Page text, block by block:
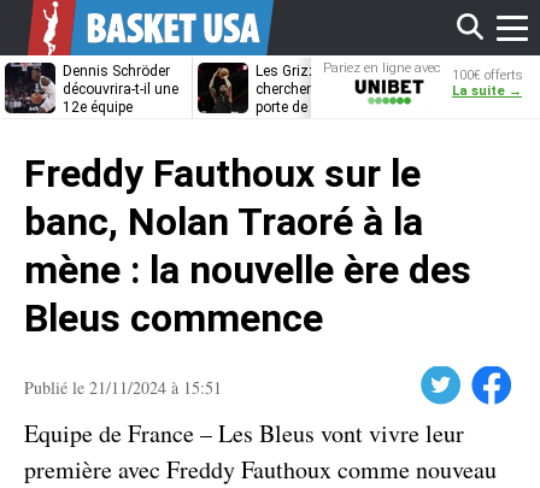
Dennis Schröder
découvrira-t-il une
12e équipe
Les Grizzlies
cherchent déjà une
porte de sortie
Dwane Casey
bientôt coach
Pariez en ligne avec
Unibet
100€ offerts
La suite →
Freddy Fauthoux sur le
banc, Nolan Traoré à la
mène : la nouvelle ère des
Bleus commence
Publié le 21/11/2024 à 15:51 Facebook
Equipe de France – Les Bleus vont vivre leur
première avec Freddy Fauthoux comme nouveau